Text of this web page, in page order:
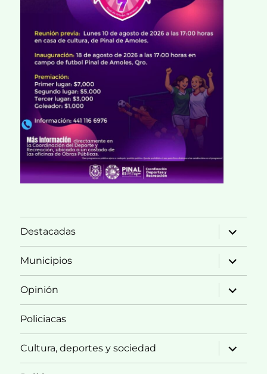
Destacadas
expande
el
menú
inferior
Municipios
expande
el
menú
inferior
Opinión
expande
el
menú
Policiacas
Cultura, deportes y sociedad
expande
el
menú